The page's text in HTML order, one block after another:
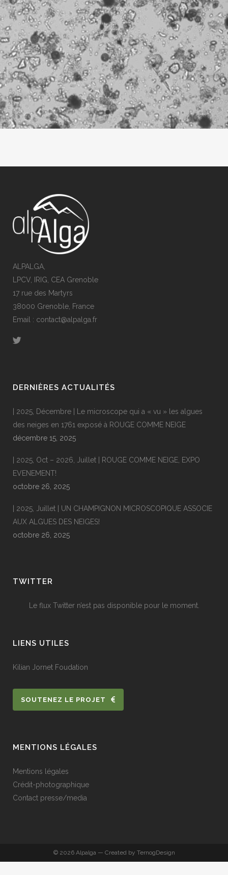
ALPALGA,
LPCV, IRIG, CEA Grenoble
17 rue des Martyrs
38000 Grenoble, France
Email : contact@alpalga.fr
DERNIÈRES ACTUALITÉS
| 2025, Décembre | Le microscope qui a « vu » les algues
des neiges en 1761 exposé à ROUGE COMME NEIGE
décembre 15, 2025
| 2025, Oct – 2026, Juillet | ROUGE COMME NEIGE, EXPO
EVENEMENT!
octobre 26, 2025
| 2025, Juillet | UN CHAMPIGNON MICROSCOPIQUE ASSOCIE
AUX ALGUES DES NEIGES!
octobre 26, 2025
TWITTER
Le flux Twitter n’est pas disponible pour le moment.
LIENS UTILES
Kilian Jornet Foudation
SOUTENEZ LE PROJET
MENTIONS LÉGALES
Mentions légales
Crédit-photographique
Contact presse/media
© 2026 Alpalga — Created by TernogDesign